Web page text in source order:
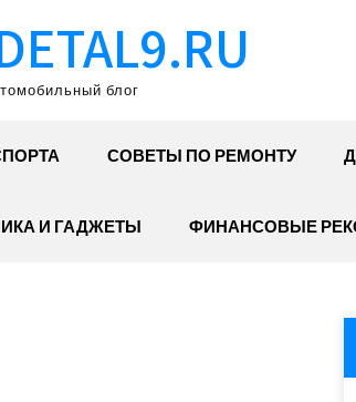
блог
СОВЕТЫ ПО РЕМОНТУ
И ГАДЖЕТЫ ФИНАНСОВЫЕ